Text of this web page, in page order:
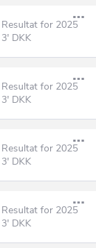
Resultat for 2025
3' DKK
Resultat for 2025
3' DKK
Resultat for 2025
3' DKK
Resultat for 2025
3' DKK